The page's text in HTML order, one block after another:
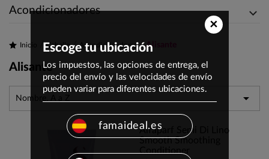
Acondicionadores
Inicio Cabello Acondicionadores Alisante
Alisante
Nombre, A a Z 
Alfaparf Semi Di Lino
Smooth Smoothing
×
Escoge tu ubicación
Los impuestos, las opciones de entrega, el
precio del envío y las velocidades de envío
pueden variar para diferentes ubicaciones.
famaideal.es